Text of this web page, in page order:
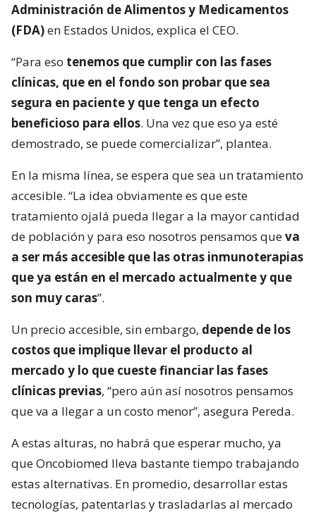
Administración de Alimentos y Medicamentos
(FDA)en Estados Unidos, explica el CEO.
“Para eso tenemos que cumplir con las fases
clínicas, que en el fondo son probar que sea
segura en paciente y que tenga un efecto
beneficioso para ellos. Una vez que eso ya esté
demostrado, se puede comercializar”, plantea.
En la misma línea, se espera que sea un tratamiento
accesible. “La idea obviamente es que este
tratamiento ojalá pueda llegar a la mayor cantidad
de población y para eso nosotros pensamos queva
a ser más accesible que las otras inmunoterapias
que ya están en el mercado actualmente y que
son muy caras”.
Un precio accesible, sin embargo, depende de los
costos que implique llevar el producto al
mercado y lo que cueste financiar las fases
clínicas previas, “pero aún así nosotros pensamos
que va a llegar a un costo menor”, asegura Pereda.
A estas alturas, no habrá que esperar mucho, ya
que Oncobiomed lleva bastante tiempo trabajando
estas alternativas. En promedio, desarrollar estas
tecnologías, patentarlas y trasladarlas al mercado